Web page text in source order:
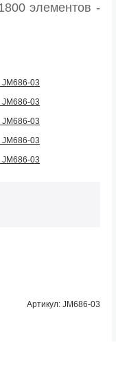
элементов -
Артикул: JM686-03